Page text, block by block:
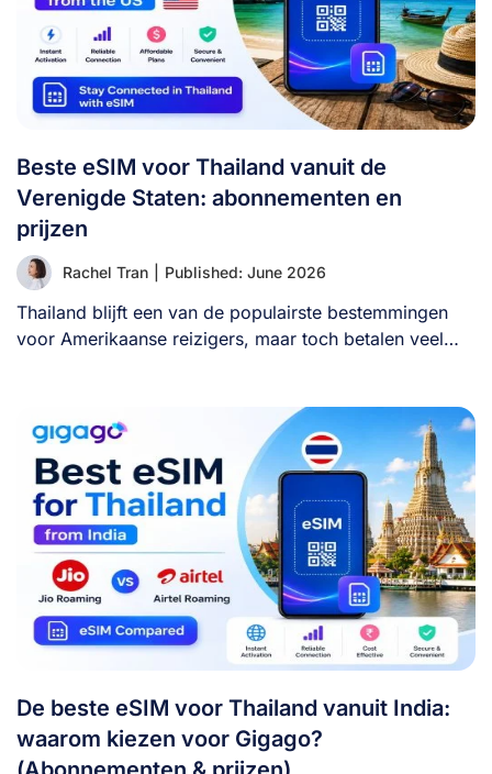
Beste eSIM voor Thailand vanuit de
Verenigde Staten: abonnementen en
prijzen
Rachel Tran Published: June 2026
Thailand blijft een van de populairste bestemmingen
voor Amerikaanse reizigers, maar toch betalen veel
De beste eSIM voor Thailand vanuit India:
waarom kiezen voor Gigago?